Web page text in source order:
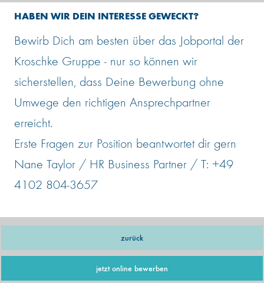
HABEN WIR DEIN INTERESSE GEWECKT?
Bewirb Dich am besten über das Jobportal der
Kroschke Gruppe - nur so können wir
sicherstellen, dass Deine Bewerbung ohne
Umwege den richtigen Ansprechpartner
erreicht.
Erste Fragen zur Position beantwortet dir gern
Nane Taylor / HR Business Partner / T: +49
4102 804-3657
zurück
jetzt online bewerben